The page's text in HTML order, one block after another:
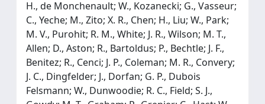
H., de Monchenault; W., Kozanecki; G., Vasseur;
C., Yeche; M., Zito; X. R., Chen; H., Liu; W., Park;
M. V., Purohit; R. M., White; J. R., Wilson; M. T.,
Allen; D., Aston; R., Bartoldus; P., Bechtle; J. F.,
Benitez; R., Cenci; J. P., Coleman; M. R., Convery;
J. C., Dingfelder; J., Dorfan; G. P., Dubois
Felsmann; W., Dunwoodie; R. C., Field; S. J.,